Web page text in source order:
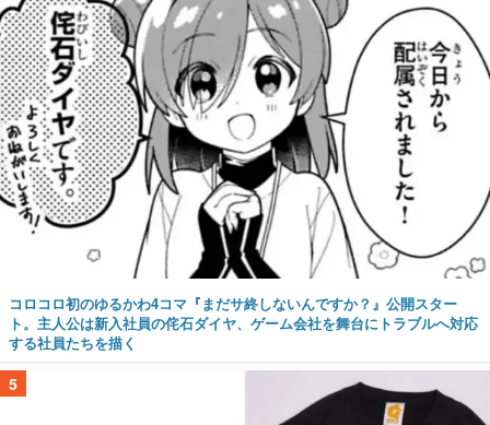
コロコロ初のゆるかわ4コマ『まだサ終しないんですか？』公開スター
ト。主人公は新入社員の侘石ダイヤ、ゲーム会社を舞台にトラブルへ対応
する社員たちを描く
5